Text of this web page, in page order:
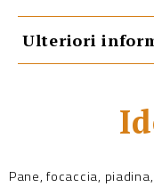
Ulteriori
Pane, focaccia,